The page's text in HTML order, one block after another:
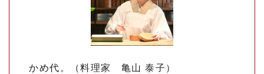
かめ代。（料理家 亀山 泰子）